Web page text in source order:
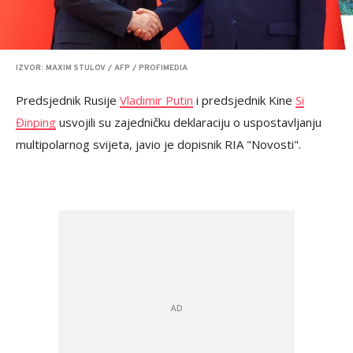
IZVOR: MAXIM STULOV / AFP / PROFIMEDIA
Predsjednik Rusije Vladimir Putin i predsjednik Kine Si
Đinping usvojili su zajedničku deklaraciju o uspostavljanju
multipolarnog svijeta, javio je dopisnik RIA "Novosti".